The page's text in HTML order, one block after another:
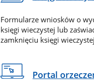
Formularze wniosków o
księgi wieczystej lub
zamknięciu księgi
Portal